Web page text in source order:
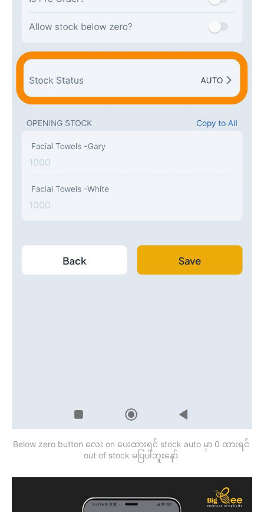
Below zero button လေး on ပေးထားရင် stock auto မှာ 0 ထားရင်
out of stock မပြပါဘူးနော်